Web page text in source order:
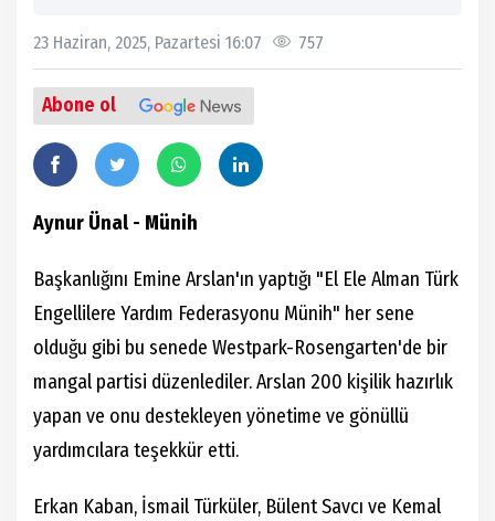
23 Haziran, 2025, Pazartesi 16:07 757
Abone ol
Aynur Ünal - Münih
Başkanlığını Emine Arslan'ın yaptığı "El Ele Alman Türk
Engellilere Yardım Federasyonu Münih" her sene
olduğu gibi bu senede Westpark-Rosengarten'de bir
mangal partisi düzenlediler. Arslan 200 kişilik hazırlık
yapan ve onu destekleyen yönetime ve gönüllü
yardımcılara teşekkür etti.
Erkan Kaban, İsmail Türküler, Bülent Savcı ve Kemal